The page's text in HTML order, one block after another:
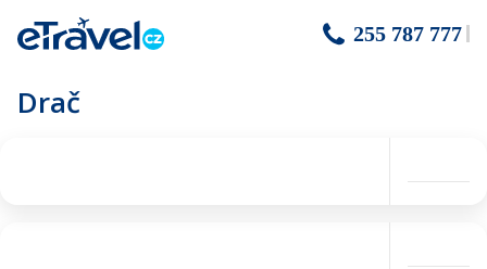
255 787 777
Drač